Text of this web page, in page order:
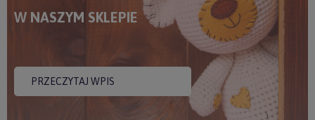
W NASZYM SKLEPIE
PRZECZYTAJ WPIS